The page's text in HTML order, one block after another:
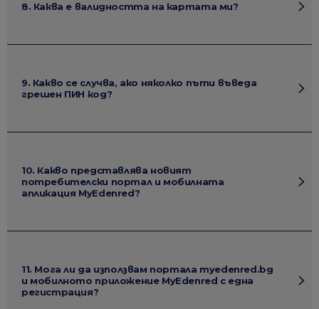
8. Каква е валидността на картата ми?
9. Какво се случва, ако няколко пъти въведа
грешен ПИН код?
10. Какво представлява новият
потребителски портал и мобилната
апликация MyEdenred?
11. Мога ли да използвам портала myedenred.bg
и мобилното приложение MyEdenred с една
регистрация?